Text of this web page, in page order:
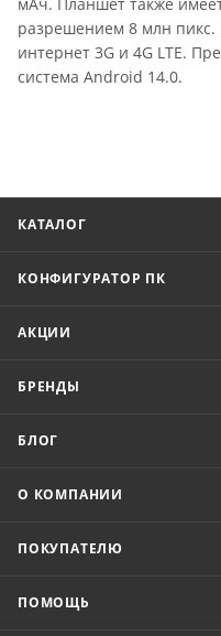
разрешением 8 млн
интернет 3G и 4G LTE.
система Android 14.0.
КАТАЛОГ
КОНФИГУРАТОР ПК
АКЦИИ
БРЕНДЫ
БЛОГ
О КОМПАНИИ
ПОКУПАТЕЛЮ
ПОМОЩЬ